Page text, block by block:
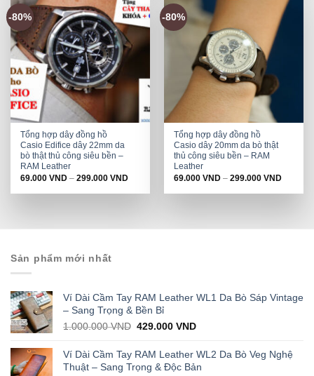
-80%
Tổng hợp dây đồng hồ
Casio Edifice dây 22mm da
bò thật thủ công siêu bền –
RAM Leather
69.000VND –299.000VND
-80%
Tổng hợp dây đồng hồ
Casio dây 20mm da bò thật
thủ công siêu bền – RAM
Leather
69.000VND –299.000VND
Sản phẩm mới nhất
Ví Dài Cầm Tay RAM Leather WL1 Da Bò Sáp Vintage
– Sang Trọng & Bền Bỉ
1.000.000VND Original
was:
1.000.000 VND.
429.000VNDCurrent
is:
429.000 VND.
Ví Dài Cầm Tay RAM Leather WL2 Da Bò Veg Nghệ
Thuật – Sang Trọng & Độc Bản